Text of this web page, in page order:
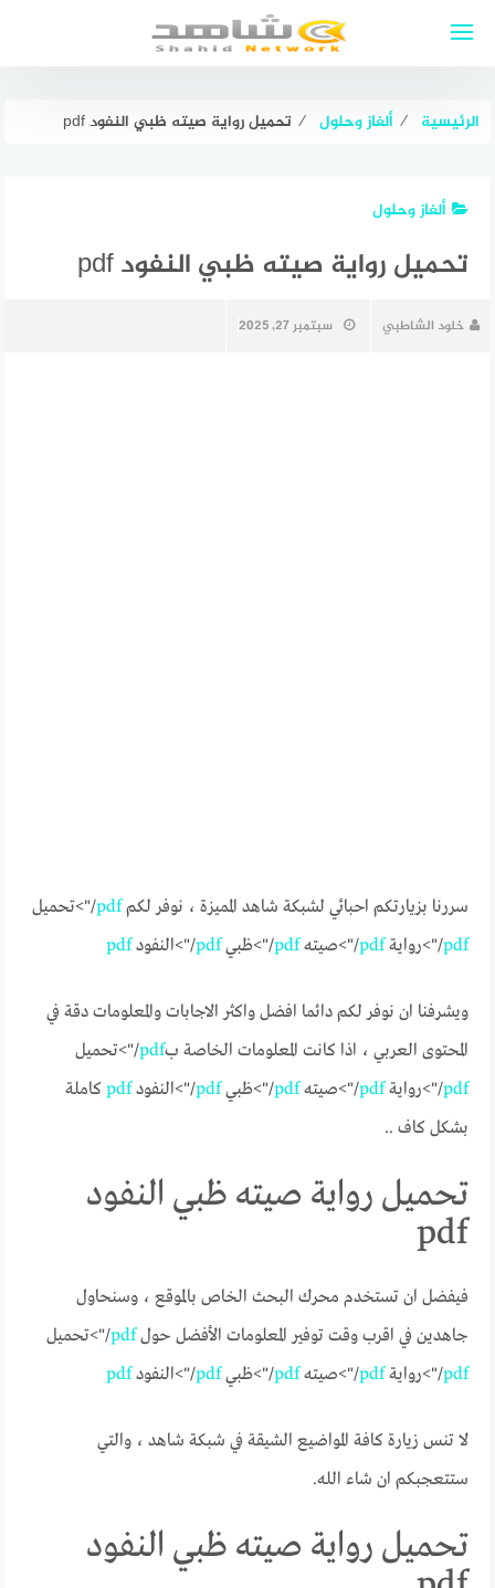
الرئيسية ⁄ ألغاز وحلول ⁄ تحميل رواية صيته ظبي النفود pdf
ألغاز وحلول
تحميل رواية صيته ظبي النفود pdf
خلود الشاطبي سبتمبر 27, 2025
سررنا بزيارتكم احبائي لشبكة شاهد المميزة ، نوفر لكمpdf/">تحميل
pdf/">روايةpdf/">صيتهpdf/">ظبيpdf/">النفودpdf
ويشرفنا ان نوفر لكم دائما افضل واكثر الاجابات والمعلومات دقة في
المحتوى العربي ، اذا كانت المعلومات الخاصة بpdf/">تحميل
pdf/">روايةpdf/">صيتهpdf/">ظبيpdf/">النفودpdf كاملة
بشكل كاف ..
تحميل رواية صيته ظبي النفود
pdf
فيفضل ان تستخدم محرك البحث الخاص بالموقع ، وسنحاول
جاهدين في اقرب وقت توفير المعلومات الأفضل حولpdf/">تحميل
pdf/">روايةpdf/">صيتهpdf/">ظبيpdf/">النفودpdf
لا تنس زيارة كافة المواضيع الشيقة في شبكة شاهد ، والتي
ستتعجبكم ان شاء الله.
تحميل رواية صيته ظبي النفود